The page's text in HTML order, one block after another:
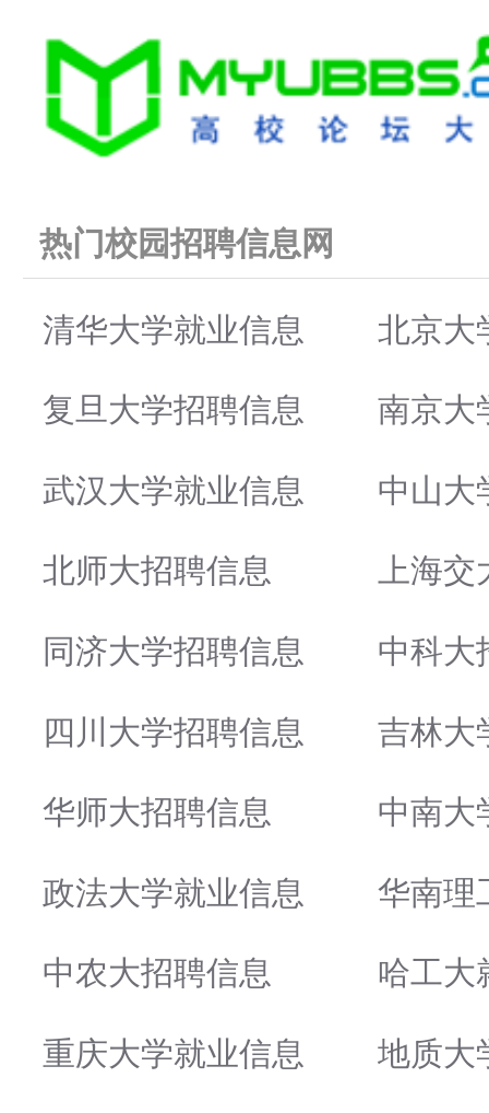
热门校园招聘信息网
清华大学就业信息 北京大
复旦大学招聘信息 南京大
武汉大学就业信息 中山大
北师大招聘信息 上海
同济大学招聘信息 中科大
四川大学招聘信息 吉林大
华师大招聘信息 中南大
政法大学就业信息 华南理
中农大招聘信息 哈工大
重庆大学就业信息 地质大